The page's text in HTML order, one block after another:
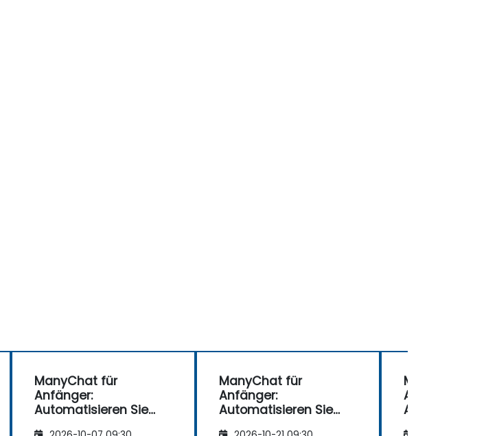
ManyChat für
Anfänger:
Automatisieren Sie
ManyChat für
Anfänger:
Automatisieren Sie
ManyChat für
Anfänger: